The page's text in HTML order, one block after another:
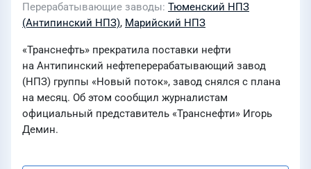
Перерабатывающие заводы Тюменский НПЗ
(Антипинский НПЗ), Марийский НПЗ
«Транснефть» прекратила поставки нефти
на Антипинский нефтеперерабатывающий завод
(НПЗ) группы «Новый поток», завод снялся с плана
на месяц. Об этом сообщил журналистам
официальный представитель «Транснефти» Игорь
Демин.